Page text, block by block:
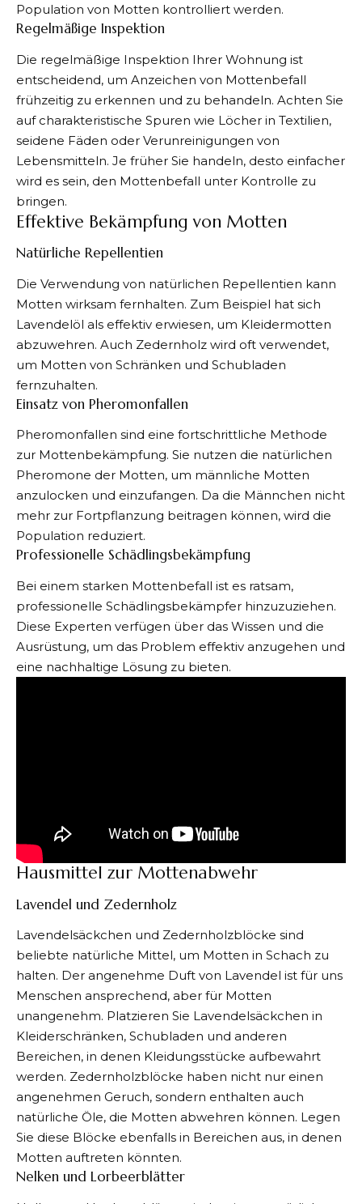
Population von Motten kontrolliert werden.
Regelmäßige Inspektion
Die regelmäßige Inspektion Ihrer Wohnung ist
entscheidend, um Anzeichen von Mottenbefall
frühzeitig zu erkennen und zu behandeln. Achten Sie
auf charakteristische Spuren wie Löcher in Textilien,
seidene Fäden oder Verunreinigungen von
Lebensmitteln. Je früher Sie handeln, desto einfacher
wird es sein, den Mottenbefall unter Kontrolle zu
bringen.
Effektive Bekämpfung von Motten
Natürliche Repellentien
Die Verwendung von natürlichen Repellentien kann
Motten wirksam fernhalten. Zum Beispiel hat sich
Lavendelöl als effektiv erwiesen, um Kleidermotten
abzuwehren. Auch Zedernholz wird oft verwendet,
um Motten von Schränken und Schubladen
fernzuhalten.
Einsatz von Pheromonfallen
Pheromonfallen sind eine fortschrittliche Methode
zur Mottenbekämpfung. Sie nutzen die natürlichen
Pheromone der Motten, um männliche Motten
anzulocken und einzufangen. Da die Männchen nicht
mehr zur Fortpflanzung beitragen können, wird die
Population reduziert.
Professionelle Schädlingsbekämpfung
Bei einem starken Mottenbefall ist es ratsam,
professionelle Schädlingsbekämpfer hinzuzuziehen.
Diese Experten verfügen über das Wissen und die
Ausrüstung, um das Problem effektiv anzugehen und
eine nachhaltige Lösung zu bieten.
Hausmittel zur Mottenabwehr
Lavendel und Zedernholz
Lavendelsäckchen und Zedernholzblöcke sind
beliebte natürliche Mittel, um Motten in Schach zu
halten. Der angenehme Duft von Lavendel ist für uns
Menschen ansprechend, aber für Motten
unangenehm. Platzieren Sie Lavendelsäckchen in
Kleiderschränken, Schubladen und anderen
Bereichen, in denen Kleidungsstücke aufbewahrt
werden. Zedernholzblöcke haben nicht nur einen
angenehmen Geruch, sondern enthalten auch
natürliche Öle, die Motten abwehren können. Legen
Sie diese Blöcke ebenfalls in Bereichen aus, in denen
Motten auftreten könnten.
Nelken und Lorbeerblätter